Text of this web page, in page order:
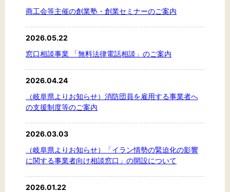
商工会等主催の創業塾・創業セミナーのご案内
2026.05.22
窓口相談事業 「無料法律電話相談」のご案内
2026.04.24
（岐阜県よりお知らせ）消防団員を雇用する事業者へ
の支援制度等のご案内
2026.03.03
（岐阜県よりお知らせ）「イラン情勢の緊迫化の影響
に関する事業者向け相談窓口」の開設について
2026.01.22